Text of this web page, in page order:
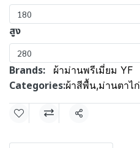
180
สูง
280
Brands: ผ้าม่านพรีเมี่ยม YF
Categories:ผ้าสีพื้น,ม่านตาไก่
Share